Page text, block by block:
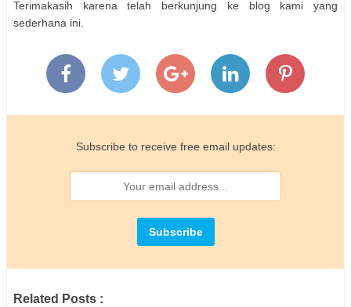
Terimakasih karena telah berkunjung ke blog kami yang
sederhana ini.
Subscribe to receive free email updates:
Related Posts :